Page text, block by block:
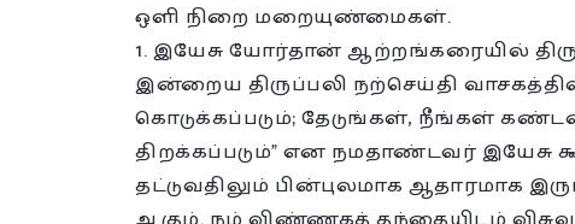
ஒளி நிறை மறையுண்மைகள்.
1. இயேசு யோர்தான் ஆற்றங்கரையில்
இன்றைய திருப்பலி நற்செய்தி
கொடுக்கப்படும்; தேடுங்கள், நீங்கள்
திறக்கப்படும்” என நமதாண்டவர் இயேசு
தட்டுவதிலும் பின்புலமாக ஆதாரமாக